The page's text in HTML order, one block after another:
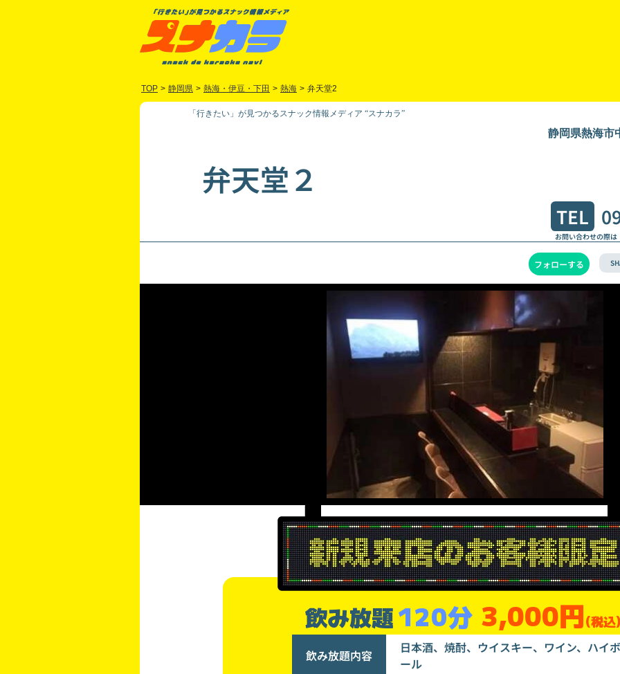
TOP > 静岡県 > 熱海・伊豆・下田 > 熱海 > 弁天堂2
「行きたい」が見つかるスナック情報メディア “スナカラ”
静岡県熱海市
弁天堂２
TEL
お問い合わせの際
フォローする
飲み放題120分 3,000円(税込
飲み放題内容
日本酒、焼酎、ウイスキー、ワイン、ハイボ
ール